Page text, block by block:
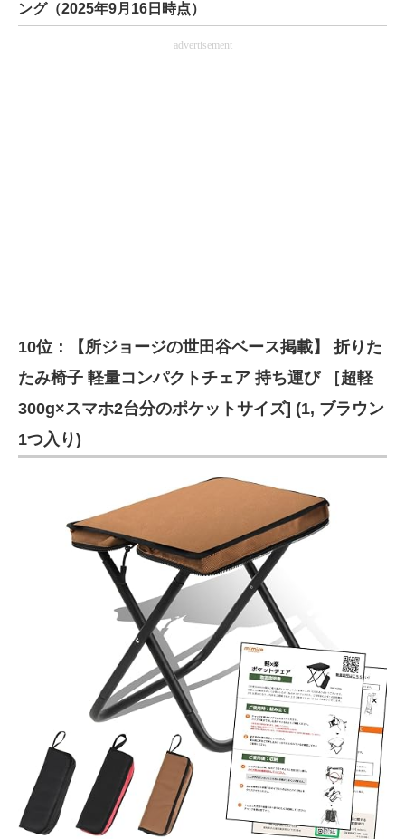
ング（2025年9月16日時点）
advertisement
10位：【所ジョージの世田谷ベース掲載】 折りた
たみ椅子 軽量コンパクトチェア 持ち運び ［超軽
300g×スマホ2台分のポケットサイズ] (1, ブラウン
1つ入り)